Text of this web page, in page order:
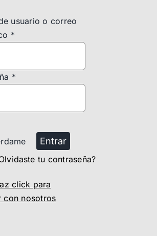
usuario o correo
*
*
Entrar
tu contraseña?
click para
con nosotros